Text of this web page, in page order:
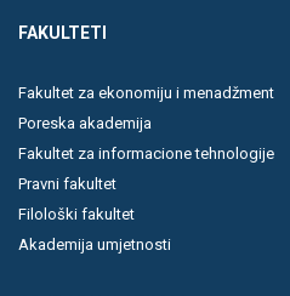
FAKULTETI
Fakultet za ekonomiju i menadžment
Poreska akademija
Fakultet za informacione tehnologije
Pravni fakultet
Filološki fakultet
Akademija umjetnosti